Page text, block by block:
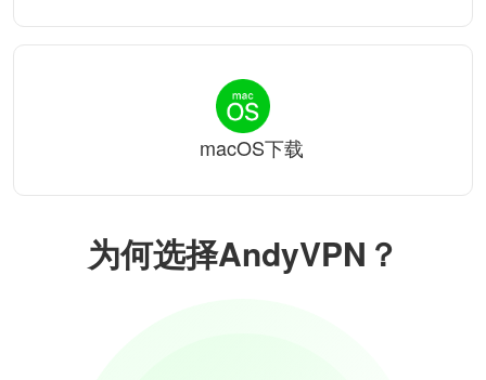
为何选择AndyVPN？
macOS下载